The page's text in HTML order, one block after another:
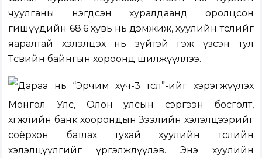
чуулганы нэгдсэн хуралдаанд оролцсон
гишүүдийн 68.6 хувь нь дэмжиж, хуулийн төслийг
яаралтай хэлэлцэх нь зүйтэй гэж үзсэн тул
Төсвийн байнгын хороонд шилжүүллээ.
Дараа нь “Эрчим хүч-3 төсөл”-ийг хэрэгжүүлэх
Монгол Улс, Олон улсын сэргээн босголт,
хөгжлийн банк хоорондын Зээлийн хэлэлцээрийг
соёрхон батлах тухай хуулийн төслийн
хэлэлцүүлгийг үргэлжлүүлэв. Энэ хуулийн